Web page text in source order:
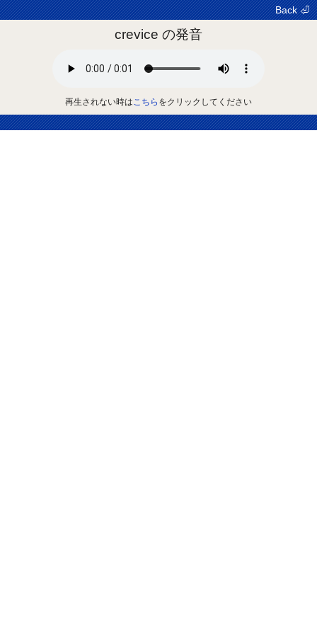
Back ⏎
crevice の発音
再生されない時はこちら をクリックしてください